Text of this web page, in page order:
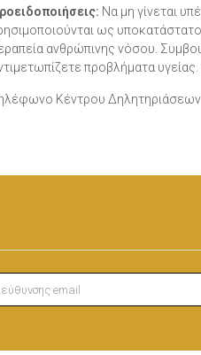
Να μη γίνεται
ως
ανθρώπινης νόσου.
προβλήματα
Κέντρου